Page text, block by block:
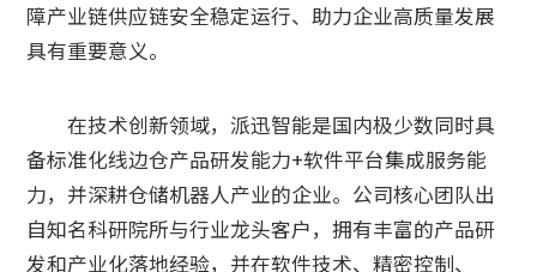
障产业链供应链安全稳定运行、助力企业高质量发展
具有重要意义。
在技术创新领域，派迅智能是国内极少数同时具
备标准化线边仓产品研发能力+软件平台集成服务能
力，并深耕仓储机器人产业的企业。公司核心团队出
自知名科研院所与行业龙头客户，拥有丰富的产品研
发和产业化落地经验，并在软件技术、精密控制、